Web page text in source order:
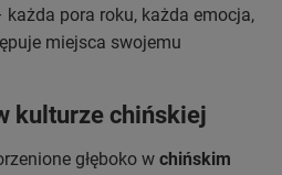
pora roku, każda emocja,
miejsca swojemu
kulturze chińskiej
głęboko w chińskim